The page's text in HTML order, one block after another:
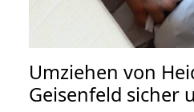
Umziehen von
Geisenfeld sicher